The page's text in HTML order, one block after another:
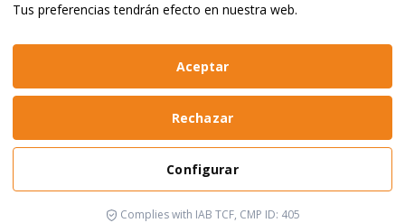
Manual de identidad
Web realizada porBikuma
Tus preferencias tendrán efecto en nuestra web.
Configurar
Rechazar
Aceptar
Complies with IAB TCF, CMP ID: 405
Aviso Legal
Política de Privacidad y Cookies
Configurar